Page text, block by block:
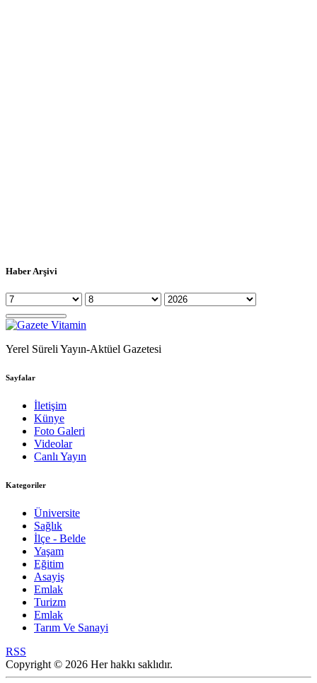
Haber Arşivi
Yerel Süreli Yayın-Aktüel Gazetesi
Sayfalar
İletişim
Künye
Foto Galeri
Videolar
Canlı Yayın
Kategoriler
Üniversite
Sağlık
İlçe - Belde
Yaşam
Eğitim
Asayiş
Emlak
Turizm
Emlak
Tarım Ve Sanayi
RSS
Copyright © 2026 Her hakkı saklıdır.